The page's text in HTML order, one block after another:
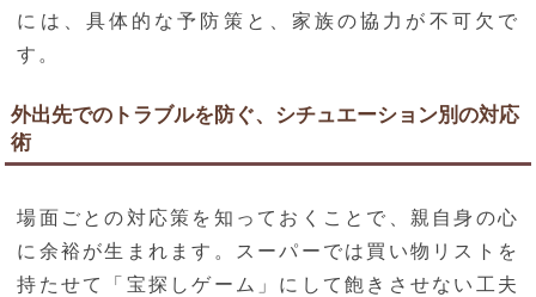
には、具体的な予防策と、家族の協力が不可欠で
す。
外出先でのトラブルを防ぐ、シチュエーション別の対応
術
場面ごとの対応策を知っておくことで、親自身の心
に余裕が生まれます。スーパーでは買い物リストを
持たせて「宝探しゲーム」にして飽きさせない工夫